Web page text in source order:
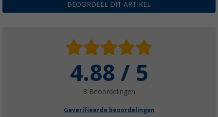
BEOORDEEL DIT ARTIKEL
4.88 / 5
8 Beoordelingen
Geverifieerde beoordelingen